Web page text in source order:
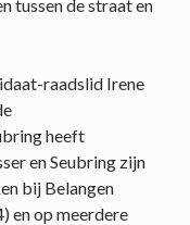
tussen de straat en
raadslid Irene
heeft
en Seubring zijn
bij Belangen
en op meerdere